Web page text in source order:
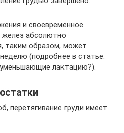
и своевременное
желез абсолютно
таким образом, может
(подробнее в статье:
лактацию?).
перетягивание груди имеет